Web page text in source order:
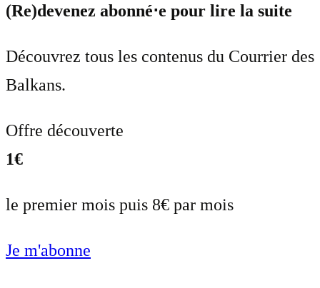
(Re)devenez abonné⋅e pour lire la suite
Découvrez tous les contenus du Courrier des
Balkans.
Offre découverte
1€
le premier mois puis 8€ par mois
Je m'abonne